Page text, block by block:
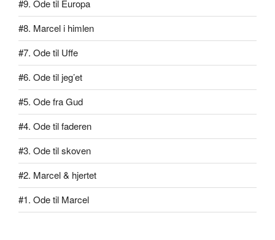
#9. Ode til Europa
#8. Marcel i himlen
#7. Ode til Uffe
#6. Ode til jeg’et
#5. Ode fra Gud
#4. Ode til faderen
#3. Ode til skoven
#2. Marcel & hjertet
#1. Ode til Marcel